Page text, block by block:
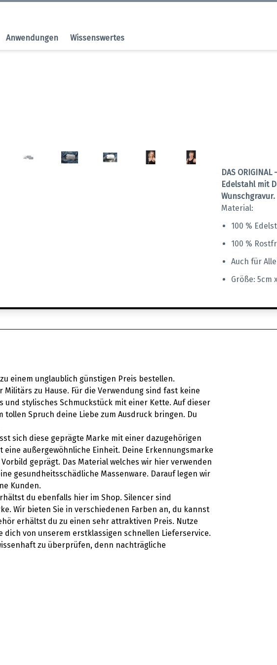
Anwendungen Wissenswertes
DAS
Edelstahl mit
Wunschgravur.
Material:
100 %
100 %
Auch für
Größe: 5cm
einem unglaublich günstigen Preis bestellen.
zu Hause. Für die Verwendung sind fast keine
stylisches Schmuckstück mit einer Kette. Auf dieser
Spruch deine Liebe zum Ausdruck bringen. Du
sich diese geprägte Marke mit einer dazugehörigen
außergewöhnliche Einheit. Deine Erkennungsmarke
geprägt. Das Material welches wir hier verwenden
gesundheitsschädliche Massenware. Darauf legen wir
Kunden.
du ebenfalls hier im Shop. Silencer sind
Wir bieten Sie in verschiedenen Farben an, du kannst
erhältst du zu einen sehr attraktiven Preis. Nutze
von unserem erstklassigen schnellen Lieferservice.
zu überprüfen, denn nachträgliche